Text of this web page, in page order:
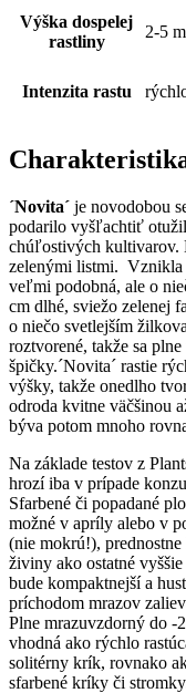
Výška dospelej
rastliny
2-5 m
Intenzita rastu
´Novita´ je novodobou
podarilo vyšľachtiť
chúľostivých kultivarov.
zelenými listmi. Vznikla
veľmi podobná, ale o
cm dlhé, sviežo zelenej
o niečo svetlejším
roztvorené, takže sa
špičky.´Novita´ rastie
výšky, takže onedlho
odroda kvitne väčšinou
býva potom mnoho
Na základe testov z
hrozí iba v prípade
Sfarbené či popadané
možné v apríly alebo v
(nie mokrú!),
živiny ako ostatné
bude kompaktnejší a
príchodom mrazov
Plne mrazuvzdorný do -
vhodná ako rýchlo
solitérny krík, rovnako
sfarbené kríky či